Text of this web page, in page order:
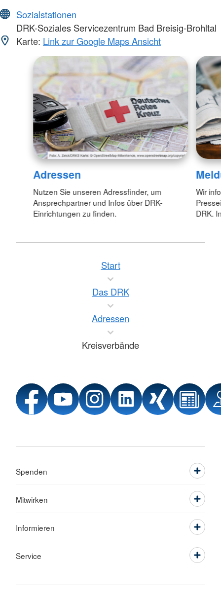
Sozialstationen
DRK-Soziales Servicezentrum Bad Breisig-Brohltal
Karte: Link zur Google Maps Ansicht
Adressen
Nutzen Sie unseren Adressfinder, um
Ansprechpartner und Infos über DRK-
Einrichtungen zu finden.
Wir
DRK.
Start
Das DRK
Adressen
Kreisverbände
Spenden
Mitwirken
Informieren
Service